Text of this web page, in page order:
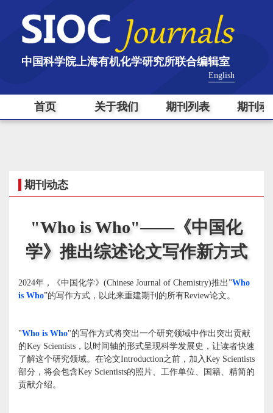
中国科学院上海有机化学研究所联合编辑室
English
首页 关于我们 期刊列表 期刊动
期刊动态
"Who is Who"——《中国化
学》推出综述论文写作新方式
2024年，《中国化学》(Chinese Journal of Chemistry)推出”Who
is Who”的写作方式，以此来重建期刊的所有Review论文。
"Who is Who"的写作方式将突出一个研究领域中作出突出贡献
的Key Scientists，以时间轴的形式呈现科学发展史，让读者快速
了解这个研究领域。在论文Introduction之前，加入Key Scientists
部分，将会包含Key Scientists的照片、工作单位、国籍、精简的
贡献介绍。